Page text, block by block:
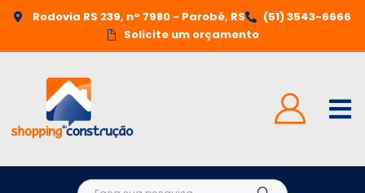
Rodovia RS 239, n° 7980 - Parobé, RS
(51) 3543-6666
Solicite um orçamento